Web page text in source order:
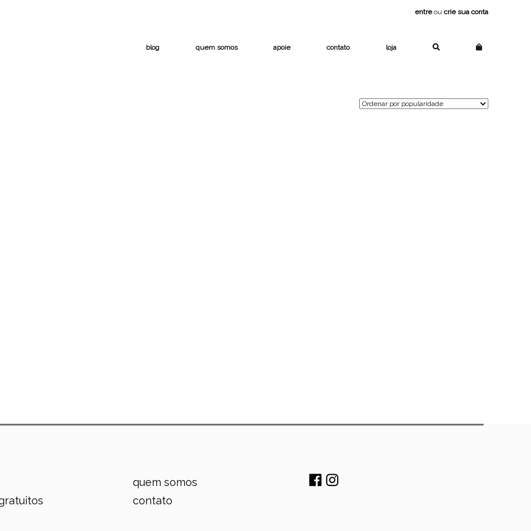
entreou crie sua conta
blog quem somos apoie contato loja
quem somos
contato